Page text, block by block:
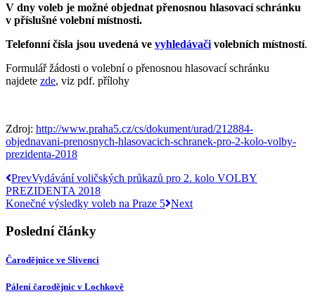
V dny voleb je možné objednat přenosnou hlasovací schránku
v příslušné volební místnosti.
Telefonní čísla jsou uvedená ve vyhledávači volebních místností.
Formulář žádosti o volební o přenosnou hlasovací schránku
najdete zde, viz pdf. přílohy
Zdroj: http://www.praha5.cz/cs/dokument/urad/212884-
objednavani-prenosnych-hlasovacich-schranek-pro-2-kolo-volby-
prezidenta-2018
PrevVydávání voličských průkazů pro 2. kolo VOLBY
PREZIDENTA 2018
Konečné výsledky voleb na Praze 5 Next
Poslední články
Čarodějnice ve Slivenci
Pálení čarodějnic v Lochkově